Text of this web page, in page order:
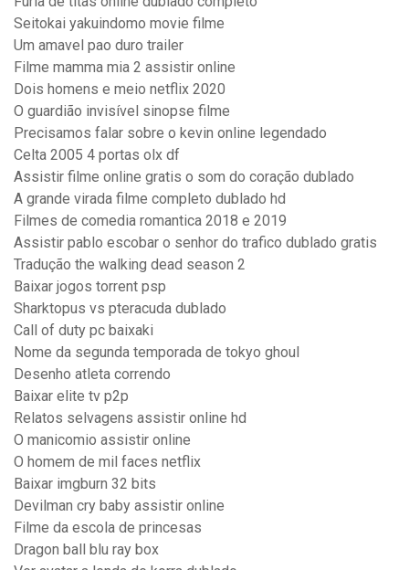
Seitokai yakuindomo movie filme
Um amavel pao duro trailer
Filme mamma mia 2 assistir online
Dois homens e meio netflix 2020
O guardião invisível sinopse filme
Precisamos falar sobre o kevin online legendado
Celta 2005 4 portas olx df
Assistir filme online gratis o som do coração dublado
A grande virada filme completo dublado hd
Filmes de comedia romantica 2018 e 2019
Assistir pablo escobar o senhor do trafico dublado gratis
Tradução the walking dead season 2
Baixar jogos torrent psp
Sharktopus vs pteracuda dublado
Call of duty pc baixaki
Nome da segunda temporada de tokyo ghoul
Desenho atleta correndo
Baixar elite tv p2p
Relatos selvagens assistir online hd
O manicomio assistir online
O homem de mil faces netflix
Baixar imgburn 32 bits
Devilman cry baby assistir online
Filme da escola de princesas
Dragon ball blu ray box